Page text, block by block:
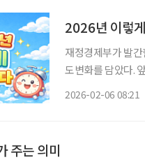
2026년 이렇
재정경제부가 발
도변화를 담았다.
2026-02-06 08:21
주는 의미